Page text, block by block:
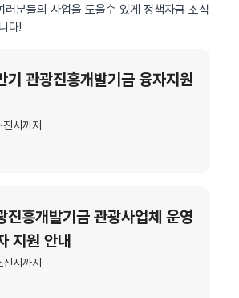
러분들의 사업을 도울수 있게 정책자금 소식
다!
관광진흥개발기금 융자지원
시까지
흥개발기금 관광사업체 운영
지원 안내
시까지